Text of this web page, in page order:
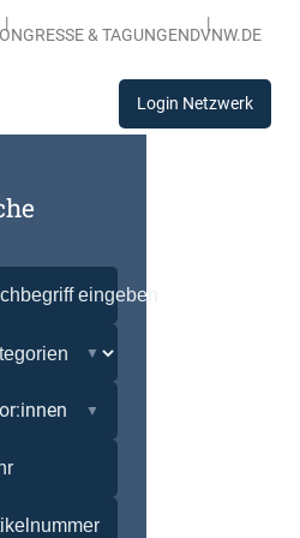
& TAGUNGENDVNW.DE
Login Netzwerk